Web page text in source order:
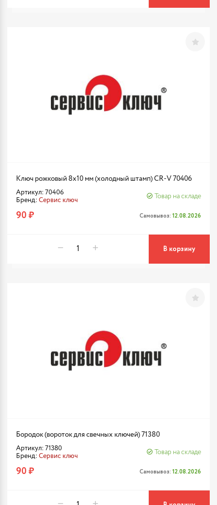
Ключ рожковый 8х10 мм (холодный штамп) CR-V 70406
Артикул: 70406
Бренд: Сервис ключ
Товар на складе
90 ₽ Самовывоз: 12.08.2026
В корзину
Бородок (вороток для свечных ключей) 71380
Артикул: 71380
Бренд: Сервис ключ
Товар на складе
90 ₽ Самовывоз: 12.08.2026